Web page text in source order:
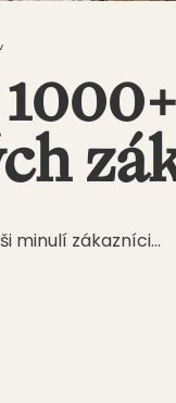
minulí zákazníci…